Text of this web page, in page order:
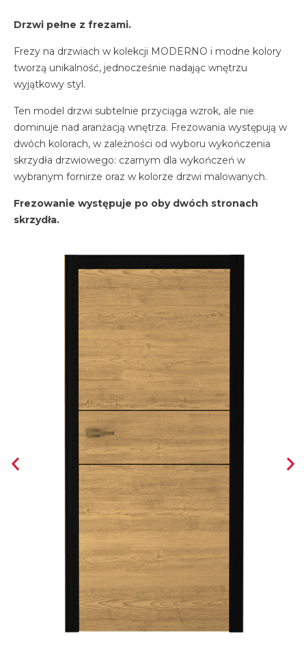
Drzwi pełne z frezami.
Frezy na drzwiach w kolekcji MODERNO i modne kolory
tworzą unikalność, jednocześnie nadając wnętrzu
wyjątkowy styl.
Ten model drzwi subtelnie przyciąga wzrok, ale nie
dominuje nad aranżacją wnętrza. Frezowania występują w
dwóch kolorach, w zależności od wyboru wykończenia
skrzydła drzwiowego: czarnym dla wykończeń w
wybranym fornirze oraz w kolorze drzwi malowanych.
Frezowanie występuje po oby dwóch stronach
skrzydła.